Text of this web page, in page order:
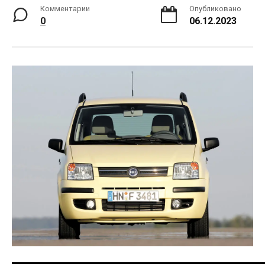
Комментарии
0
Опубликовано
06.12.2023